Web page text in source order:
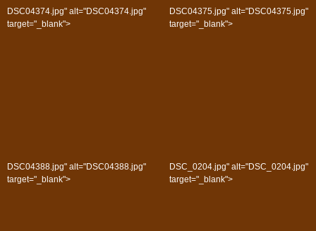
DSC04374.jpg" alt="DSC04374.jpg"
target="_blank">
DSC04375.jpg" alt="DSC04375.jpg"
target="_blank">
DSC04388.jpg" alt="DSC04388.jpg"
target="_blank">
DSC_0204.jpg" alt="DSC_0204.jpg"
target="_blank">